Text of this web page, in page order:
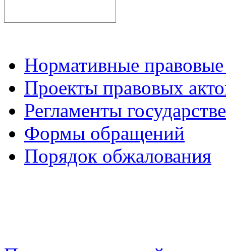
Нормативные
Проекты правовых
Регламенты
Формы обращений
Порядок обжалования